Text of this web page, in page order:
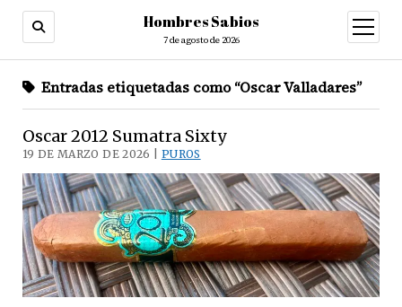
Hombres Sabios
7 de agosto de 2026
abrir
menú
Entradas etiquetadas como “Oscar Valladares”
Oscar 2012 Sumatra Sixty
19 DE MARZO DE 2026 | PUROS